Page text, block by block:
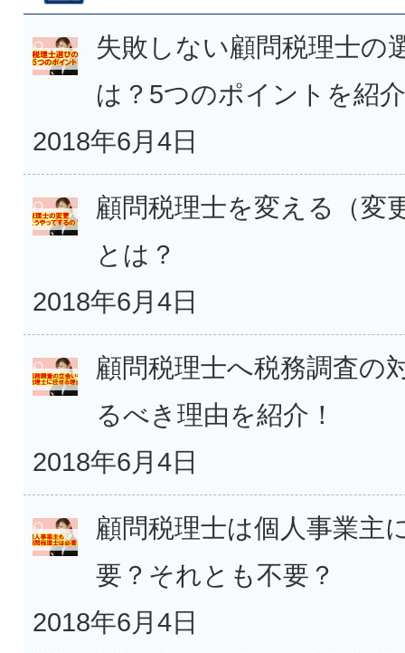
失敗しない顧問税理士の
は？5つのポイントを紹
2018年6月4日
顧問税理士を変える（変
とは？
2018年6月4日
顧問税理士へ税務調査の
るべき理由を紹介！
2018年6月4日
顧問税理士は個人事業主
要？それとも不要？
2018年6月4日